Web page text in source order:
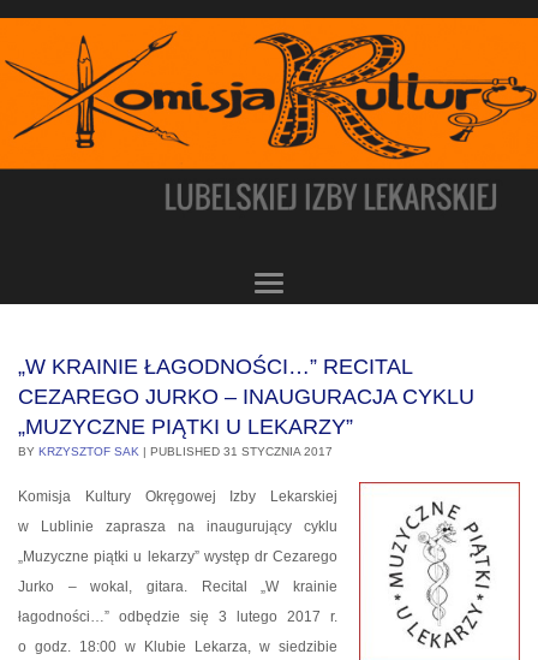
„W KRAINIE ŁAGODNOŚCI…” RECITAL
CEZAREGO JURKO – INAUGURACJA CYKLU
„MUZYCZNE PIĄTKI U LEKARZY”
BY KRZYSZTOF SAK | PUBLISHED 31 STYCZNIA 2017
Komisja Kultury Okręgowej Izby Lekarskiej
w Lublinie zaprasza na inaugurujący cyklu
„Muzyczne piątki u lekarzy” występ dr Cezarego
Jurko – wokal, gitara. Recital „W krainie
łagodności…” odbędzie się 3 lutego 2017 r.
o godz. 18:00 w Klubie Lekarza, w siedzibie